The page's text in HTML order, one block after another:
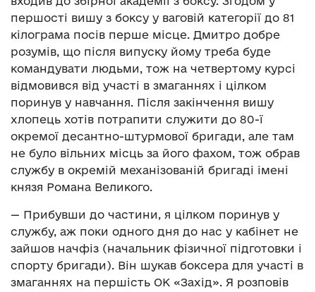
першості вишу з боксу у ваговій категорії до 81
кілограма посів перше місце. Дмитро добре
розумів, що після випуску йому треба буде
командувати людьми, тож на четвертому курсі
відмовився від участі в змаганнях і цілком
поринув у навчання. Після закінчення вишу
хлопець хотів потрапити служити до 80-ї
окремої десантно-штурмової бригади, але там
не було вільних місць за його фахом, тож обрав
службу в окремій механізованій бригаді імені
князя Романа Великого.
— Прибувши до частини, я цілком поринув у
службу, аж поки одного дня до нас у кабінет не
зайшов начфіз (начальник фізичної підготовки і
спорту бригади). Він шукав боксера для участі в
змаганнях на першість ОК «Захід». Я розповів